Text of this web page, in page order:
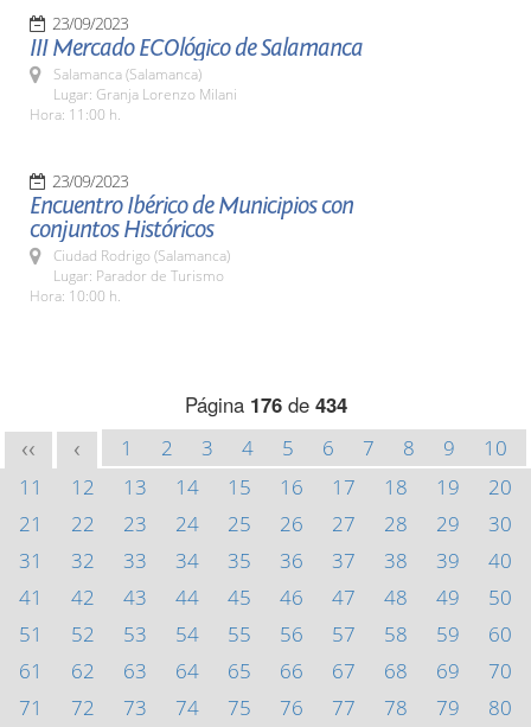
23/09/2023
III Mercado ECOlógico de Salamanca
Salamanca (Salamanca)
Lugar: Granja Lorenzo Milani
Hora: 11:00 h.
23/09/2023
Encuentro Ibérico de Municipios con
conjuntos Históricos
Ciudad Rodrigo (Salamanca)
Lugar: Parador de Turismo
Hora: 10:00 h.
Página 176de 434
<< < 1 2 3 4 5 6 7 8 9
10
11
12 13 14 15 16 17 18 19
20
21
22 23 24 25 26 27 28 29
30
31
32 33 34 35 36 37 38 39
40
41
42 43 44 45 46 47 48 49
50
51
52 53 54 55 56 57 58 59
60
61
62 63 64 65 66 67 68 69
70
71
72 73 74 75 76 77 78 79
80